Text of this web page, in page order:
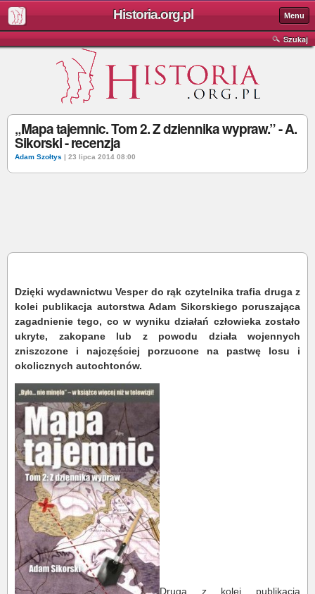
Historia.org.pl Menu
Szukaj
„Mapa tajemnic. Tom 2. Z dziennika wypraw.” - A.
Sikorski - recenzja
Adam Szołtys | 23 lipca 2014 08:00
Dzięki wydawnictwu Vesper do rąk czytelnika trafia druga z
kolei publikacja autorstwa Adam Sikorskiego poruszająca
zagadnienie tego, co w wyniku działań człowieka zostało
ukryte, zakopane lub z powodu działa wojennych
zniszczone i najczęściej porzucone na pastwę losu i
okolicznych autochtonów.
Druga z kolei publikacja